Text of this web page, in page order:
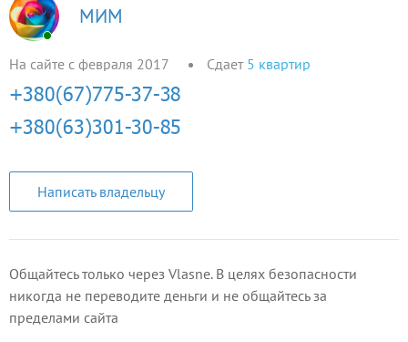
МИМ
На сайте с февраля 2017 Сдает 5 квартир
Написать владельцу
Общайтесь только через Vlasne. В целях безопасности
никогда не переводите деньги и не общайтесь за
пределами сайта